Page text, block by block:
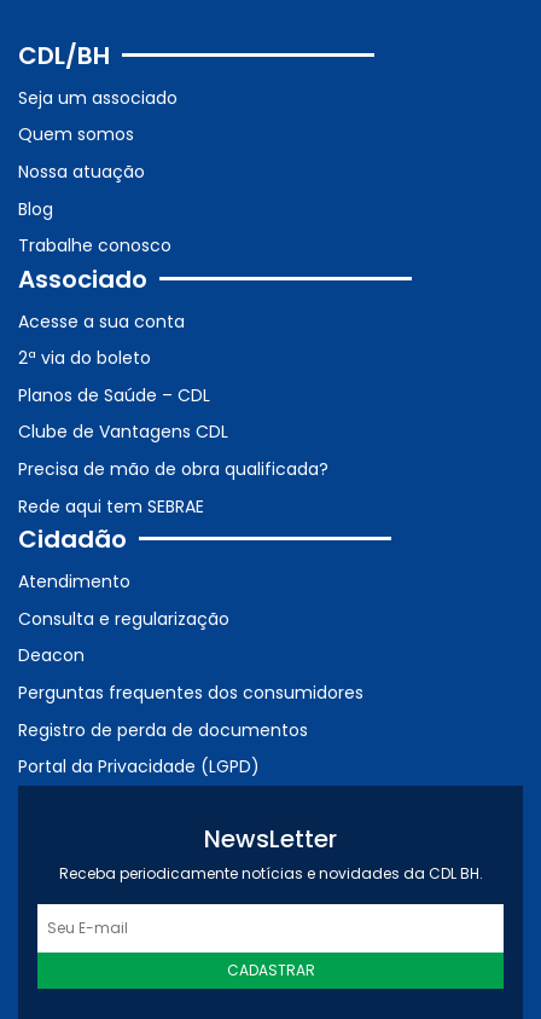
CDL/BH
Seja um associado
Quem somos
Nossa atuação
Blog
Trabalhe conosco
Associado
Acesse a sua conta
2ª via do boleto
Planos de Saúde – CDL
Clube de Vantagens CDL
Precisa de mão de obra qualificada?
Rede aqui tem SEBRAE
Cidadão
Atendimento
Consulta e regularização
Deacon
Perguntas frequentes dos consumidores
Registro de perda de documentos
Portal da Privacidade (LGPD)
NewsLetter
Receba periodicamente notícias e novidades da CDL BH.
CADASTRAR